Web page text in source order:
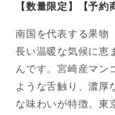
【数量限定】【予約
南国を代表する果物
長い温暖な気候に恵
んです。宮崎産マン
ような舌触り、濃厚
な味わいが特徴。東